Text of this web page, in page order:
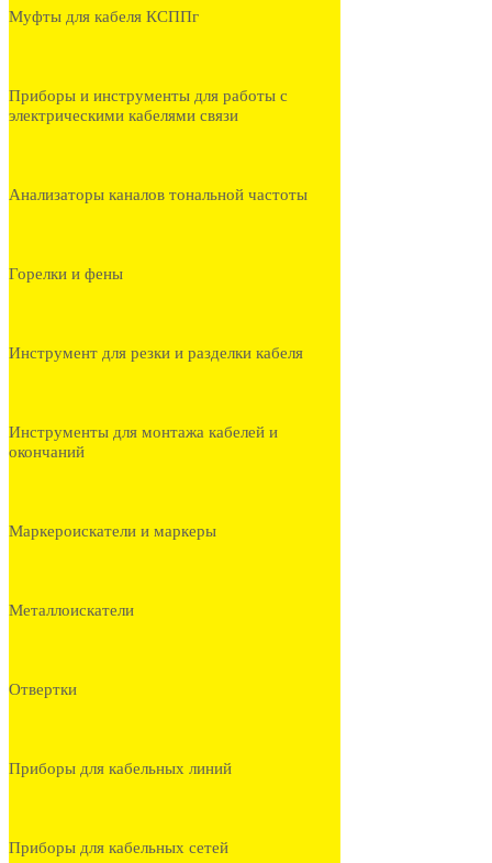
Муфты для кабеля КСППг
Приборы и инструменты для работы с
электрическими кабелями связи
Анализаторы каналов тональной частоты
Горелки и фены
Инструмент для резки и разделки кабеля
Инструменты для монтажа кабелей и
окончаний
Маркероискатели и маркеры
Металлоискатели
Отвертки
Приборы для кабельных линий
Приборы для кабельных сетей